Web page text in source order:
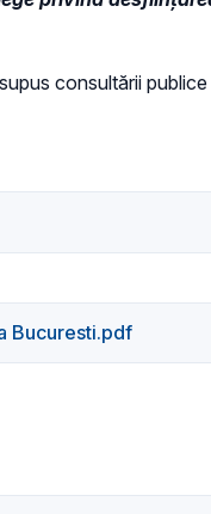
consultării
Bucuresti.pdf